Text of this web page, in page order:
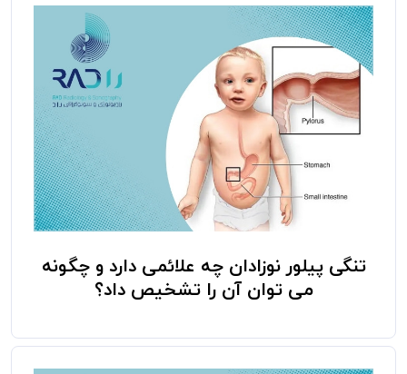
تنگی پیلور نوزادان چه علائمی دارد و چگونه
می توان آن را تشخیص داد؟